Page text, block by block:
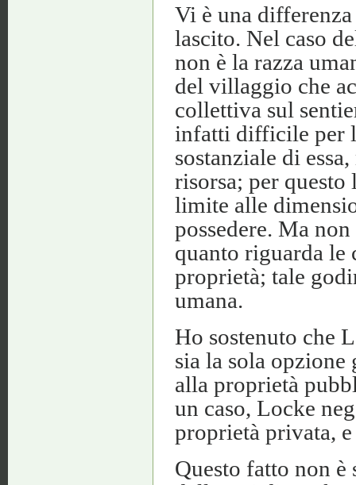
Vi è una
lascito. Nel caso
non è la razza
del villaggio che
collettiva sul
infatti difficile per
sostanziale di
risorsa; per
limite alle
possedere. Ma
quanto riguarda le
proprietà; tale
umana.
Ho sostenuto che
sia la sola opzione
alla proprietà
un caso, Locke
proprietà privata,
Questo fatto non